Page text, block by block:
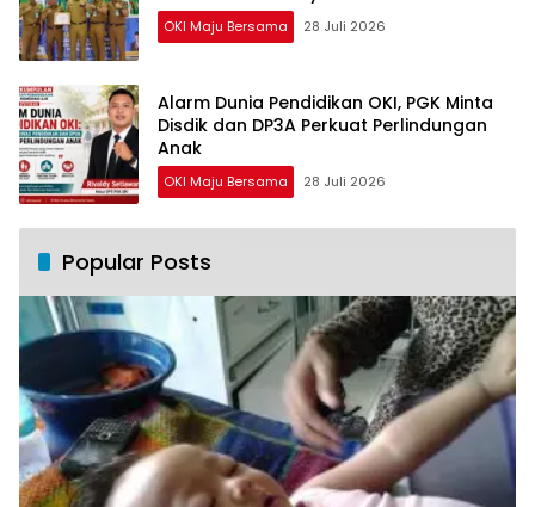
OKI Maju Bersama 28 Juli 2026
Alarm Dunia Pendidikan OKI, PGK Minta
Disdik dan DP3A Perkuat Perlindungan
Anak
OKI Maju Bersama 28 Juli 2026
Popular Posts